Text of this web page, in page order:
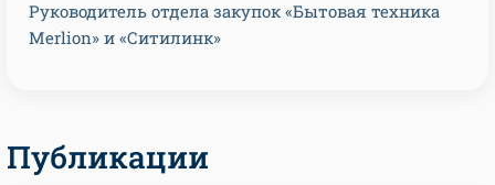
Руководитель отдела закупок «Бытовая техника
Merlion» и «Ситилинк»
Публикации